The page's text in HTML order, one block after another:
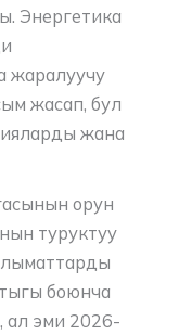
Энергетика
жаралуучу
жасап, бул
жана
орун
туруктуу
боюнча
эми 2026-